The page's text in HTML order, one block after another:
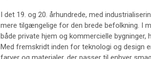
I det 19. og 20. århundrede, med
mere tilgængelige for den brede befolkning. I
både private hjem og kommercielle
Med fremskridt inden for teknologi og design